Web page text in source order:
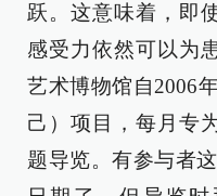
跃。这意味着，即
感受力依然可以为
艺术博物馆自2006
己）项目，每月专
题导览。有参与者